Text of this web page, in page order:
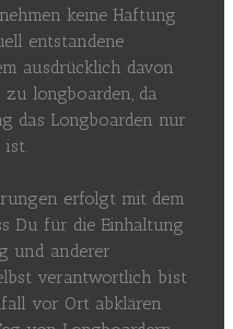
keine Haftung
entstandene
ausdrücklich davon
longboarden, da
das Longboarden nur
erfolgt mit dem
Du für die Einhaltung
und anderer
verantwortlich bist
vor Ort abklären